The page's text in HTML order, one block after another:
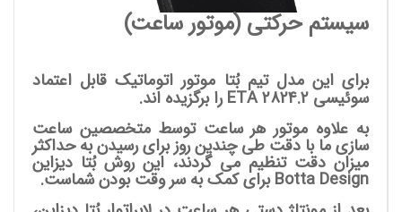
سیستم حرکتی (موتور ساعت)
برای این مدل تیم بُتا موتور اتوماتیک قابل اعتماد
سوئیسی ETA2824.2 را برگزیده اند.
به علاوه موتور هر ساعت توسط متخصصین ساعت
سازی ما با دقت طی چندین روز برای رسیدن به حداکثر
میزان دقت تنظیم می گردند، این روش بُتا دیزاین
Botta Design برای کمک به سر وقت بودن شماست.